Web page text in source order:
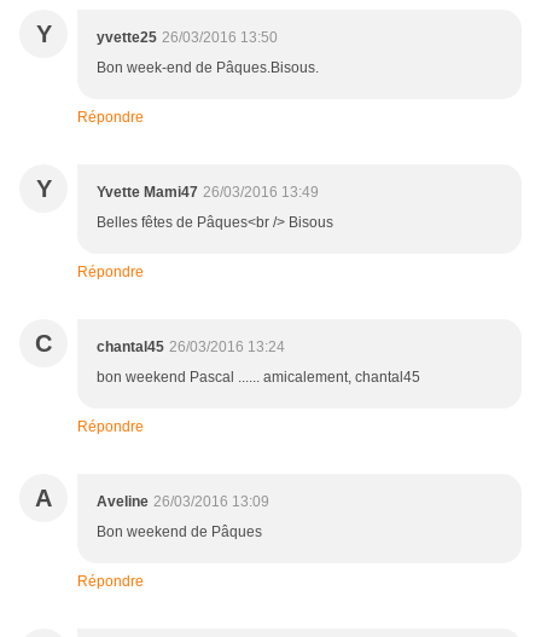
Y yvette25 26/03/2016 13:50
Bon week-end de Pâques.Bisous.
Répondre
Y Yvette Mami47 26/03/2016 13:49
Belles fêtes de Pâques<br /> Bisous
Répondre
C chantal45 26/03/2016 13:24
bon weekend Pascal ...... amicalement, chantal45
Répondre
A Aveline 26/03/2016 13:09
Bon weekend de Pâques
Répondre